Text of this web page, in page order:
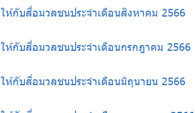
ห้กับสื่อมวลชนประจำเดือนสิงหาคม 2566
ห้กับสื่อมวลชนประจำเดือนกรกฎาคม 2566
ห้กับสื่อมวลชนประจำเดือนมิถุนายน 2566